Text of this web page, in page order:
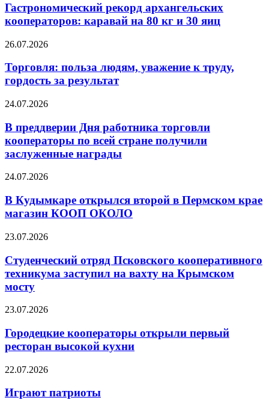
Гастрономический рекорд архангельских
кооператоров: каравай на 80 кг и 30 яиц
26.07.2026
Торговля: польза людям, уважение к труду,
гордость за результат
24.07.2026
В преддверии Дня работника торговли
кооператоры по всей стране получили
заслуженные награды
24.07.2026
В Кудымкаре открылся второй в Пермском крае
магазин КООП ОКОЛО
23.07.2026
Студенческий отряд Псковского кооперативного
техникума заступил на вахту на Крымском
мосту
23.07.2026
Городецкие кооператоры открыли первый
ресторан высокой кухни
22.07.2026
Играют патриоты